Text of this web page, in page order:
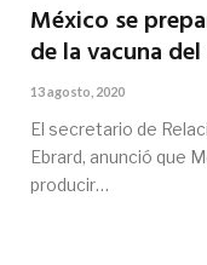
México se
de la vacuna
13 agosto, 2020
El secretario de
Ebrard, anunció que
producir…